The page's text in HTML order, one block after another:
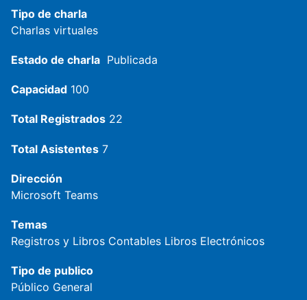
Tipo de charla
Charlas virtuales
Estado de charla Publicada
Capacidad 100
Total Registrados 22
Total Asistentes 7
Dirección
Microsoft Teams
Temas
Registros y Libros Contables Libros Electrónicos
Tipo de publico
Público General